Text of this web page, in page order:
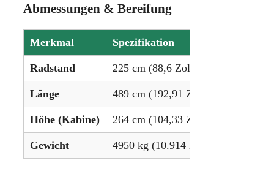
Abmessungen & Bereifung
Merkmal Spezifikation
Radstand 225 cm (88,6 Zoll)
Länge 489 cm (192,91 Zoll)
Höhe (Kabine) 264 cm (104,33 Zoll)
Gewicht 4950 kg (10.914 lbs)